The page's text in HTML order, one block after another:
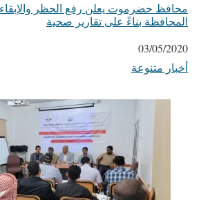
محافظ حضرموت يعلن رفع الحظر
المحافظة بناءً على تقارير صحية
التاريخ
03/05/2020
في ما يتعلق بما يأتي
أخبار متنوعة